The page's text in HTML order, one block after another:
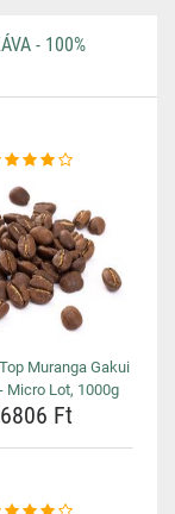
- 100%
Muranga Gakui
Micro Lot, 1000g
Ft